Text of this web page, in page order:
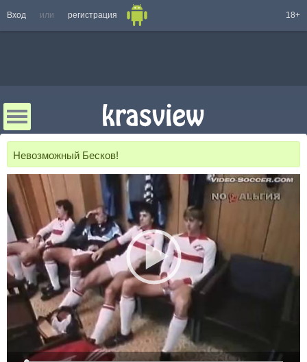
Вход или регистрация 18+
Невозможный Бесков!